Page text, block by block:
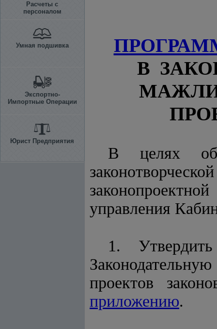
Расчеты с
персоналом
Умная подшивка
Экспортно-
Импортные Операции
Юрист Предприятия
В
В целях
управления
1.
проектов
приложению.